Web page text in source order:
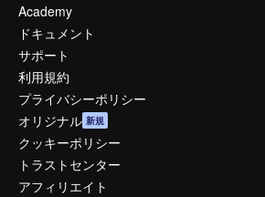
Academy
ドキュメント
サポート
利用規約
プライバシーポリシー
オリジナル 新規
クッキーポリシー
トラストセンター
アフィリエイト